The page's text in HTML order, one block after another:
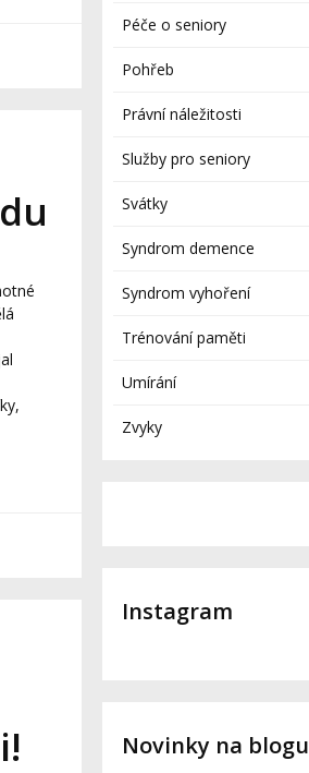
Péče o seniory
Pohřeb
Právní náležitosti
Služby pro seniory
Svátky
Syndrom demence
Syndrom vyhoření
Trénování paměti
Umírání
Zvyky
Instagram
Novinky na blogu